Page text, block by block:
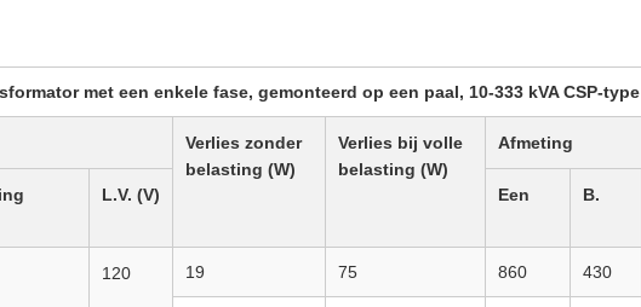
met een enkele fase, gemonteerd op een paal, 10-333 kVA CSP-type
Verlies zonder
belasting (W)
Verlies bij volle
belasting (W)
Afmeting
L.V. (V) Een B.
120 19 75 860 430